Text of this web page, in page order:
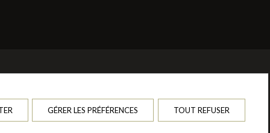
GÉRER LES PRÉFÉRENCES TOUT REFUSER
quelque nature que ce soit est donnée quant à l'exactitude desdits
déposées de REALTOR® Canada Inc., une compagnie dont la
que fournissent les courtiers et agents d'immeuble membres
non sollicitées au propriétaire du site Web.